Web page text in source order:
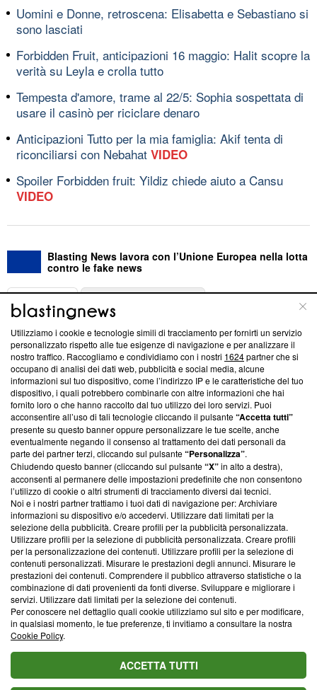
Uomini e Donne, retroscena: Elisabetta e Sebastiano si
sono lasciati
Forbidden Fruit, anticipazioni 16 maggio: Halit scopre la
verità su Leyla e crolla tutto
Tempesta d'amore, trame al 22/5: Sophia sospettata di
usare il casinò per riciclare denaro
Anticipazioni Tutto per la mia famiglia: Akif tenta di
riconciliarsi con Nebahat VIDEO
Spoiler Forbidden fruit: Yildiz chiede aiuto a Cansu
VIDEO
Blasting News lavora con l’Unione Europea nella lotta
contro le fake news
ABOUT
Questa sezione offre informazioni trasparenti su Blasting
News, sui nostri processi editoriali e su come ci impegniamo a
creare news di qualità. Inoltre, afferma la nostra aderenza a
‘Trust Project - News with Integrity’Blasting News non è
ancora membro del programma, ma ha richiesto di farne
parte; Trust Project non ha ancora effettuato una verifica di
conformità agli standard.
Su di noi
Team editoriale
Corporate
Redazione
Informativa Privacy
Cookie Policy
Blasting SA, IDI CHE-247.845.224, Via Carlo Frasca, 3 - 6900
Lugano (Svizzera) Tel:+39 0690258937
© 2026 Blasting News
Utilizziamo i cookie e tecnologie simili di tracciamento per fornirti un servizio
personalizzato rispetto alle tue esigenze di navigazione e per analizzare il
nostro traffico. Raccogliamo e condividiamo con i nostri 1624partner che si
occupano di analisi dei dati web, pubblicità e social media, alcune
informazioni sul tuo dispositivo, come l’indirizzo IP e le caratteristiche del tuo
dispositivo, i quali potrebbero combinarle con altre informazioni che hai
fornito loro o che hanno raccolto dal tuo utilizzo dei loro servizi. Puoi
acconsentire all’uso di tali tecnologie cliccando il pulsante“Accetta tutti”
presente su questo banner oppure personalizzare le tue scelte, anche
eventualmente negando il consenso al trattamento dei dati personali da
parte dei partner terzi, cliccando sul pulsante“Personalizza”.
Chiudendo questo banner (cliccando sul pulsante“X”in alto a destra),
acconsenti al permanere delle impostazioni predefinite che non consentono
l’utilizzo di cookie o altri strumenti di tracciamento diversi dai tecnici.
Noi e i nostri partner trattiamo i tuoi dati di navigazione per: Archiviare
informazioni su dispositivo e/o accedervi. Utilizzare dati limitati per la
selezione della pubblicità. Creare profili per la pubblicità personalizzata.
Utilizzare profili per la selezione di pubblicità personalizzata. Creare profili
per la personalizzazione dei contenuti. Utilizzare profili per la selezione di
contenuti personalizzati. Misurare le prestazioni degli annunci. Misurare le
prestazioni dei contenuti. Comprendere il pubblico attraverso statistiche o la
combinazione di dati provenienti da fonti diverse. Sviluppare e migliorare i
servizi. Utilizzare dati limitati per la selezione dei contenuti.
Per conoscere nel dettaglio quali cookie utilizziamo sul sito e per modificare,
in qualsiasi momento, le tue preferenze, ti invitiamo a consultare la nostra
Cookie Policy.
ACCETTA TUTTI